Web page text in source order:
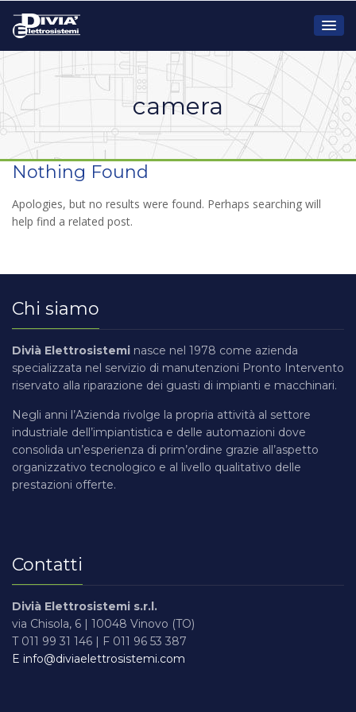
camera
Nothing Found
Apologies, but no results were found. Perhaps searching will
help find a related post.
Chi siamo
Divià Elettrosistemi nasce nel 1978 come azienda
specializzata nel servizio di manutenzioni Pronto Intervento
riservato alla riparazione dei guasti di impianti e macchinari.
Negli anni l’Azienda rivolge la propria attività al settore
industriale dell’impiantistica e delle automazioni dove
consolida un’esperienza di prim’ordine grazie all’aspetto
organizzativo tecnologico e al livello qualitativo delle
prestazioni offerte.
Contatti
Divià Elettrosistemi s.r.l.
via Chisola, 6 | 10048 Vinovo (TO)
T 011 99 31 146 | F 011 96 53 387
E info@diviaelettrosistemi.com